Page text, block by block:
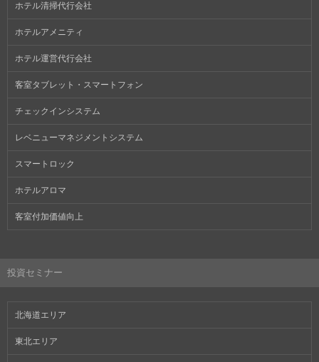
ホテル清掃代行会社
ホテルアメニティ
ホテル運営代行会社
客室タブレット・スマートフォン
チェックインシステム
レベニューマネジメントシステム
スマートロック
ホテルアロマ
客室付加価値向上
投資セミナー
北海道エリア
東北エリア